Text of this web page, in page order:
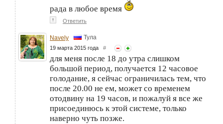
рада в любое время
↑ Ответить
Navely Тула
19 марта 2015 года #
для меня после 18 до утра слишком
большой период, получается 12 часовое
голодание, я сейчас ограничилась тем, что
после 20.00 не ем, может со временем
отодвину на 19 часов, и пожалуй я все же
присоединюсь к этой системе, только
наверно чуть позже.